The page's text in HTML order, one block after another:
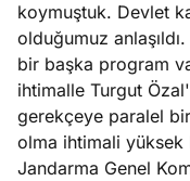
koymuştuk. Devlet
olduğumuz
bir başka program
ihtimalle Turgut
gerekçeye paralel
olma ihtimali
Jandarma Genel